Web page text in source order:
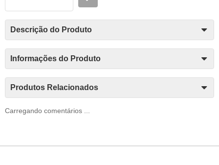
Descrição do Produto
Informações do Produto
Produtos Relacionados
Carregando comentários ...